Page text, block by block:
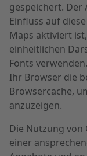
gespeichert. Der
Einfluss auf
Maps aktiviert
einheitlichen
Fonts
Ihr Browser die
Browsercache,
anzuzeigen.
Die Nutzung
einer